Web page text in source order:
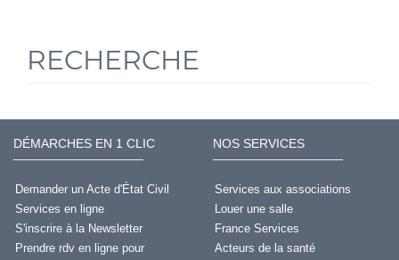
RECHERCHE
DÉMARCHES EN 1 CLIC
Demander un Acte d'État Civil
Services en ligne
S'inscrire à la Newsletter
Prendre rdv en ligne pour
NOS SERVICES
Services aux associations
Louer une salle
France Services
Acteurs de la santé